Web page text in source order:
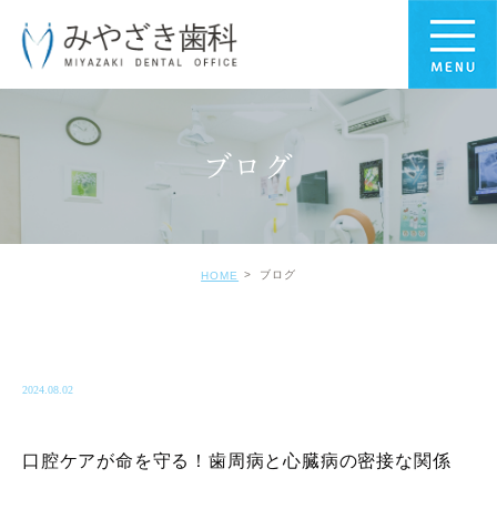
ブログ
HOME ブログ
2024.08.02
口腔ケアが命を守る！歯周病と心臓病の密接な関係